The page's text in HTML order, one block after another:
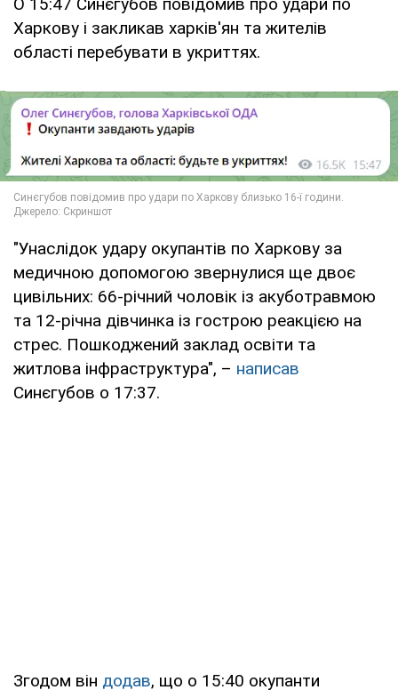
Харкову і закликав харків'ян та жителів
області перебувати в укриттях.
"Унаслідок удару окупантів по Харкову за
медичною допомогою звернулися ще двоє
цивільних: 66-річний чоловік із акуботравмою
та 12-річна дівчинка із гострою реакцією на
стрес. Пошкоджений заклад освіти та
житлова інфраструктура", – написав
Синєгубов о 17:37.
Згодом він додав, що о 15:40 окупанти